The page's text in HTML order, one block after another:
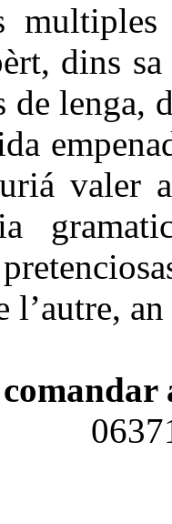
dins
de lenga,
valer
l’autre,